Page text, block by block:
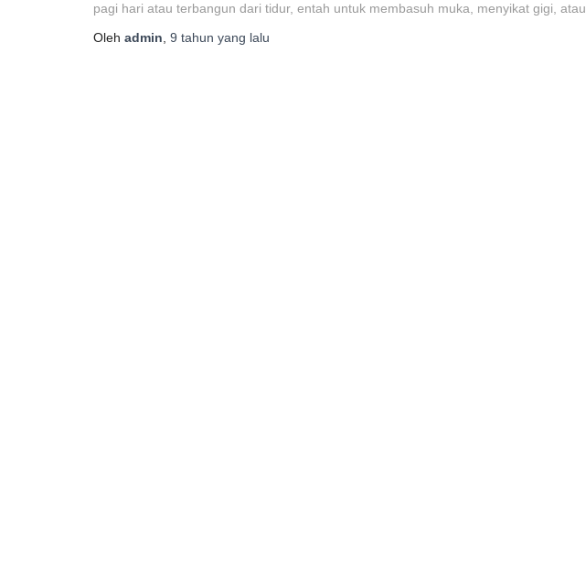
pagi hari atau terbangun dari tidur, entah untuk membasuh muka, menyikat gigi, atau
Oleh admin 9 tahun yang lalu